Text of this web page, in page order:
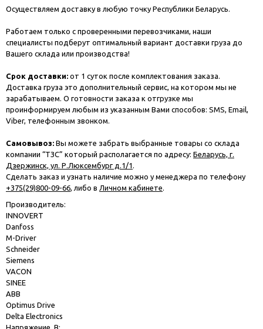
Осуществляем доставку в любую точку Республики Беларусь.
Работаем только с проверенными перевозчиками, наши
специалисты подберут оптимальный вариант доставки груза до
Вашего склада или производства!
Срок доставки: от 1 суток после комплектования заказа.
Доставка груза это дополнительный сервис, на котором мы не
зарабатываем. О готовности заказа к отгрузке мы
проинформируем любым из указанным Вами способов: SMS, Email,
Viber, телефонным звонком.
Самовывоз: Вы можете забрать выбранные товары со склада
компании “ТЗС” который располагается по адресу: Беларусь, г.
Дзержинск, ул. Р.Люксембург д.1/1 .
Сделать заказ и узнать наличие можно у менеджера по телефону
+375(29)800-09-66, либо в Личном кабинете.
Производитель:
INNOVERT
Danfoss
M-Driver
Schneider
Siemens
VACON
SINEE
ABB
Optimus Drive
Delta Electronics
Напряжение, В: